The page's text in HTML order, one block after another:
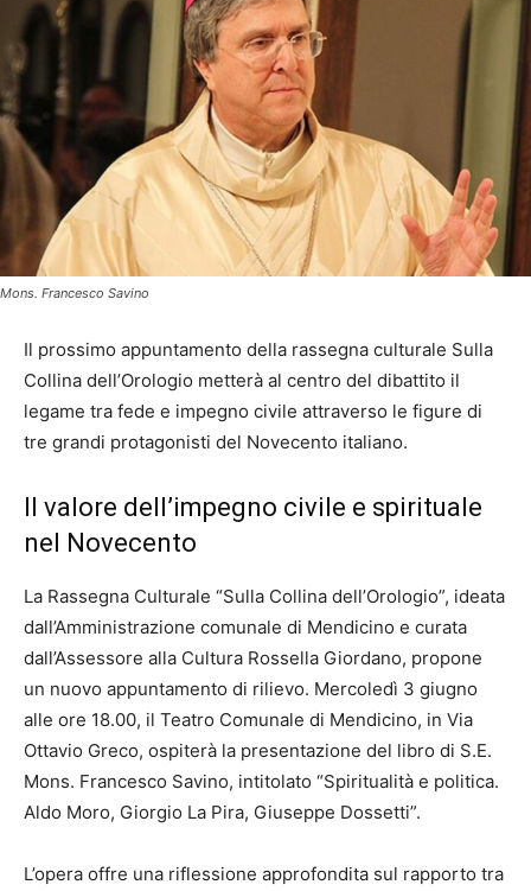
Mons. Francesco Savino
Il prossimo appuntamento della rassegna culturale Sulla
Collina dell’Orologio metterà al centro del dibattito il
legame tra fede e impegno civile attraverso le figure di
tre grandi protagonisti del Novecento italiano.
Il valore dell’impegno civile e spirituale
nel Novecento
La Rassegna Culturale “Sulla Collina dell’Orologio”, ideata
dall’Amministrazione comunale di Mendicino e curata
dall’Assessore alla Cultura Rossella Giordano, propone
un nuovo appuntamento di rilievo. Mercoledì 3 giugno
alle ore 18.00, il Teatro Comunale di Mendicino, in Via
Ottavio Greco, ospiterà la presentazione del libro di S.E.
Mons. Francesco Savino, intitolato “Spiritualità e politica.
Aldo Moro, Giorgio La Pira, Giuseppe Dossetti”.
L’opera offre una riflessione approfondita sul rapporto tra